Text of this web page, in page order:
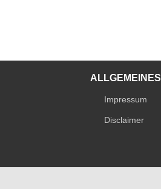
ALLGEMEINES
Impressum
Disclaimer